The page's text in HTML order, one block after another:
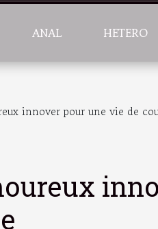
ANAL HETERO
innover pour une vie de